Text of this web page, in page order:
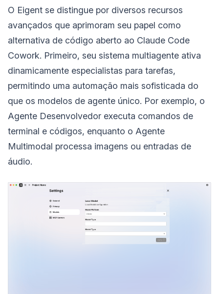
O Eigent se distingue por diversos recursos
avançados que aprimoram seu papel como
alternativa de código aberto ao Claude Code
Cowork. Primeiro, seu sistema multiagente ativa
dinamicamente especialistas para tarefas,
permitindo uma automação mais sofisticada do
que os modelos de agente único. Por exemplo, o
Agente Desenvolvedor executa comandos de
terminal e códigos, enquanto o Agente
Multimodal processa imagens ou entradas de
áudio.